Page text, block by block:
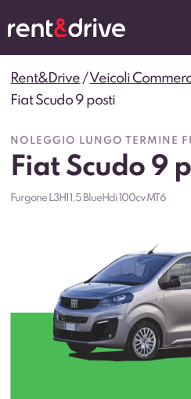
al
contenuto
Rent&Drive /Veicoli
Fiat Scudo 9 posti
NOLEGGIO LUNGO TERMINE
Fiat Scudo 9
Furgone L3H1 1.5 BlueHdi 100cv MT6